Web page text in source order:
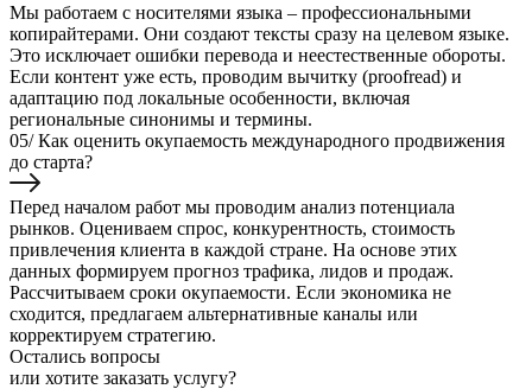
Мы работаем с носителями языка – профессиональными
копирайтерами. Они создают тексты сразу на целевом языке.
Это исключает ошибки перевода и неестественные обороты.
Если контент уже есть, проводим вычитку (proofread) и
адаптацию под локальные особенности, включая
региональные синонимы и термины.
05/Как оценить окупаемость международного продвижения
до старта?
Перед началом работ мы проводим анализ потенциала
рынков. Оцениваем спрос, конкурентность, стоимость
привлечения клиента в каждой стране. На основе этих
данных формируем прогноз трафика, лидов и продаж.
Рассчитываем сроки окупаемости. Если экономика не
сходится, предлагаем альтернативные каналы или
корректируем стратегию.
Остались вопросы
или хотите заказать услугу?